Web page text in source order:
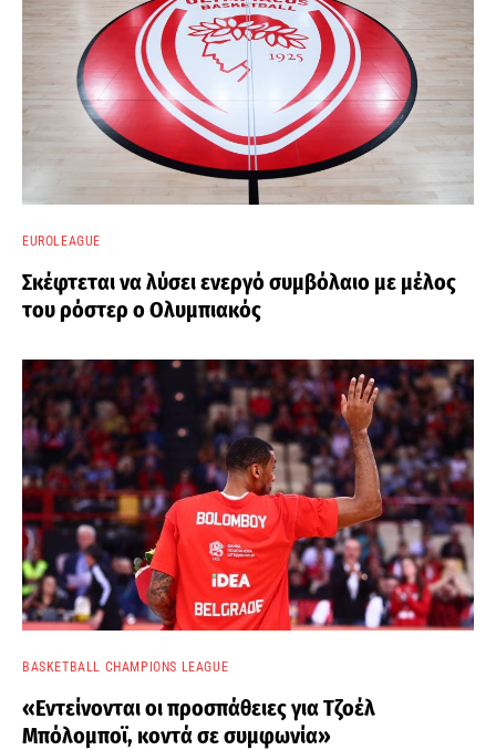
EUROLEAGUE
Σκέφτεται να λύσει ενεργό συμβόλαιο με μέλος
του ρόστερ ο Ολυμπιακός
BASKETBALL CHAMPIONS LEAGUE
«Εντείνονται οι προσπάθειες για Τζοέλ
Μπόλομποϊ, κοντά σε συμφωνία»